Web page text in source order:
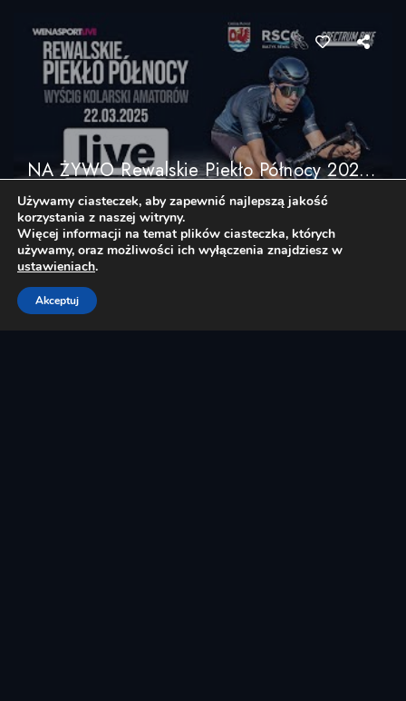
NA ŻYWO Rewalskie Piekło Północy 2025 / Rewal-Pogorzelica 22.03.2025
23 March 2025 Kolarstwo szosowe
Używamy ciasteczek, aby zapewnić najlepszą jakość
korzystania z naszej witryny.
Więcej informacji na temat plików ciasteczka, których
używamy, oraz możliwości ich wyłączenia znajdziesz w
ustawieniach.
Akceptuj